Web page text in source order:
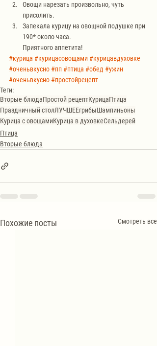
Овощи нарезать произвольно, чуть
присолить.
Запекала курицу на овощной подушке при
190* около часа.
Приятного аппетита!
#курица #курицасовощами#курицавдуховке
#оченьвкусно#пп#птица #обед #ужин
#оченьвкусно#простойрецепт
Теги:
Вторые блюдаПростой рецептКурицаПтица
Праздничный столЛУЧШЕЕгрибыШампиньоны
Курица с овощамиКурица в духовкеСельдерей
Птица
Вторые блюда
Похожие посты Смотреть все